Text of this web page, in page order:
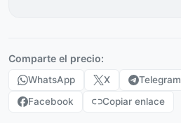
Comparte el precio:
WhatsApp X Telegram
Facebook
Copiar enlace